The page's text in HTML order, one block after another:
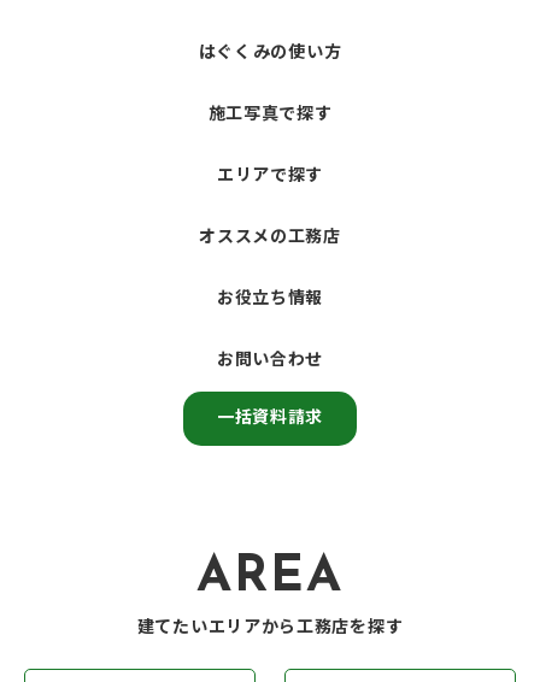
はぐくみの使い方
施工写真で探す
エリアで探す
オススメの工務店
お役立ち情報
お問い合わせ
一括資料請求
AREA
建てたいエリアから工務店を探す